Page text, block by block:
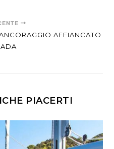
AFFIANCATO
PIACERTI